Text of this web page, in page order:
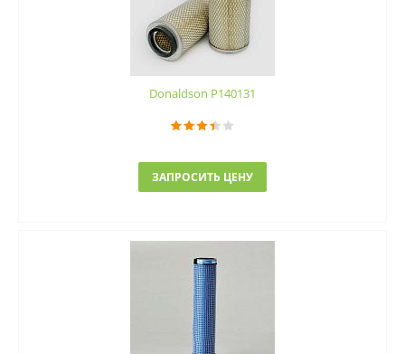
Donaldson P140131
ЗАПРОСИТЬ ЦЕНУ